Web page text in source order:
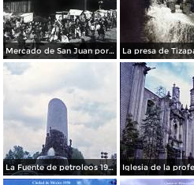
Mercado de San Juan por el fotografo Felix Miret
La Fuente de petroleos 1950.